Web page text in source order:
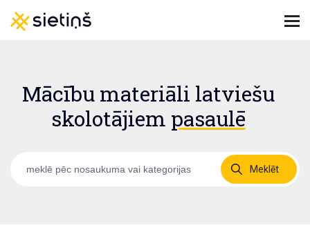
Mācību materiāli latviešu
skolotājiem pasaulē
Meklēt